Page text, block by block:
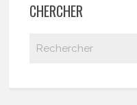
CHERCHER